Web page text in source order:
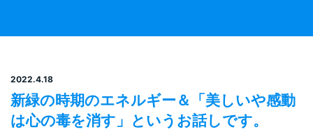
2022.4.18
新緑の時期のエネルギー＆「美しいや感動
は心の毒を消す」というお話しです。